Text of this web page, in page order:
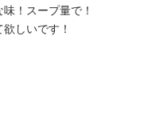
！スープ量で！
しいです！